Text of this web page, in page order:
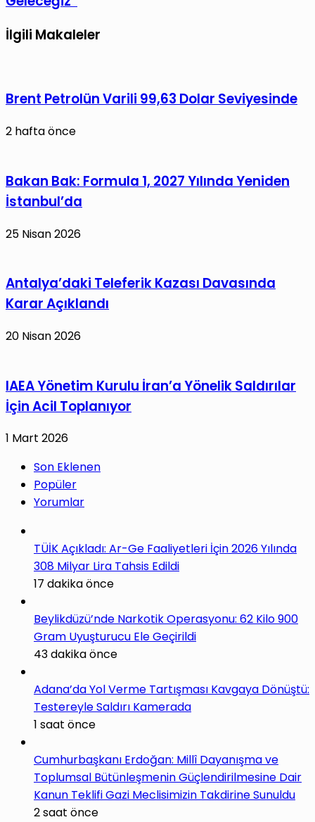
Şampiyonluk
Tebriği
Yakında
İlgili Makaleler
Brent Petrolün Varili 99,63 Dolar Seviyesinde
2 hafta önce
Bakan Bak: Formula 1, 2027 Yılında Yeniden
İstanbul’da
25 Nisan 2026
Antalya’daki Teleferik Kazası Davasında
Karar Açıklandı
20 Nisan 2026
IAEA Yönetim Kurulu İran’a Yönelik Saldırılar
İçin Acil Toplanıyor
1 Mart 2026
Son Eklenen
Popüler
Yorumlar
TÜİK Açıkladı: Ar-Ge Faaliyetleri İçin 2026 Yılında
308 Milyar Lira Tahsis Edildi
17 dakika önce
Beylikdüzü’nde Narkotik Operasyonu: 62 Kilo 900
Gram Uyuşturucu Ele Geçirildi
43 dakika önce
Adana’da Yol Verme Tartışması Kavgaya Dönüştü:
Testereyle Saldırı Kamerada
1 saat önce
Cumhurbaşkanı Erdoğan: Millî Dayanışma ve
Toplumsal Bütünleşmenin Güçlendirilmesine Dair
Kanun Teklifi Gazi Meclisimizin Takdirine Sunuldu
2 saat önce